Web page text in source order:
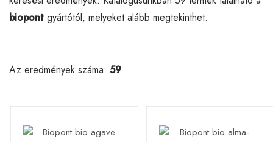
biopont gyártótól, melyeket alább megtekinthet.
Az eredmények száma: 59